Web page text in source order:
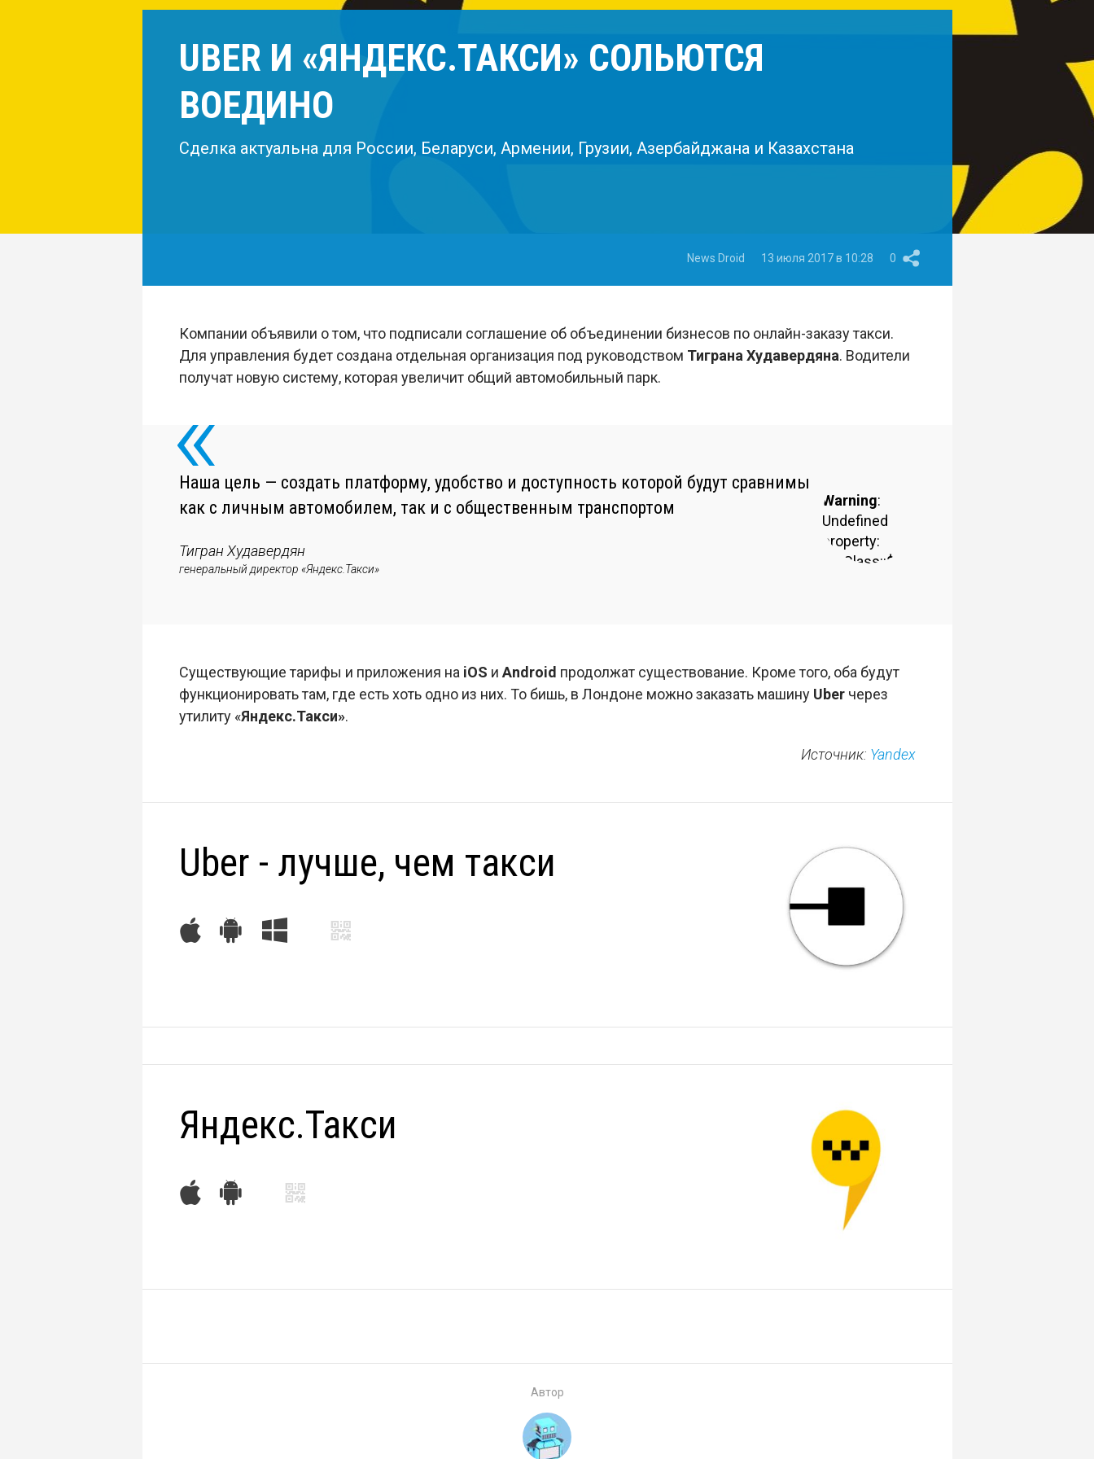
UBER И «ЯНДЕКС.ТАКСИ» СОЛЬЮТСЯ
ВОЕДИНО
Сделка актуальна для России, Беларуси, Армении, Грузии, Азербайджана и Казахстана
News Droid 13 июля 2017 в 10:28 0
Компании объявили о том, что подписали соглашение об объединении бизнесов по онлайн-заказу такси.
Для управления будет создана отдельная организация под руководством Тиграна Худавердяна. Водители
получат новую систему, которая увеличит общий автомобильный парк.
Warning:
Undefined
property:
stdClass::$author_photo
templates/quote.tpl
on line 3
access array
value of type
/var/www/www/data/www/droider.ru/
content/plugins/droider-
widgets/widget-
templates/quote.tpl
on line
Warning
"id" on null in
content/plugins/droider-
templates/quote.tpl
3
Наша цель — создать платформу, удобство и доступность которой будут сравнимы
как с личным автомобилем, так и с общественным транспортом
Тигран Худавердян
генеральный директор «Яндекс.Такси»
Существующие тарифы и приложения на iOS и Android продолжат существование. Кроме того, оба будут
функционировать там, где есть хоть одно из них. То бишь, в Лондоне можно заказать машину Uberчерез
утилиту «Яндекс.Такси».
Источник: Yandex
Uber - лучше, чем такси
Яндекс.Такси
Автор